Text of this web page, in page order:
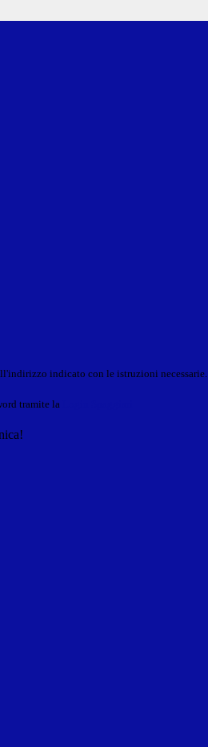
indicato con le istruzioni necessarie.
tramite la